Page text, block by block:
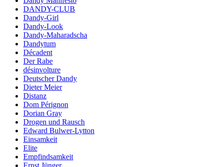
DANDY-CLUB
Dandy-Girl
Dandy-Look
Dandy-Maharadscha
Dandytum
Décadent
Der Rabe
désinvolture
Deutscher Dandy
Dieter Meier
Distanz
Dom Pérignon
Dorian Gray
Drogen und Rausch
Edward Bulwer-Lytton
Einsamkeit
Elite
Empfindsamkeit
Ernst Jünger